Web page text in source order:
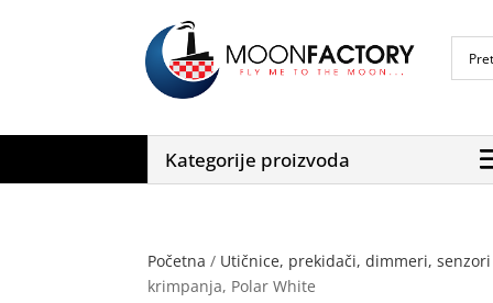
Kategorije proizvoda
Početna / Utičnice, prekidači, dimmeri,
krimpanja, Polar White